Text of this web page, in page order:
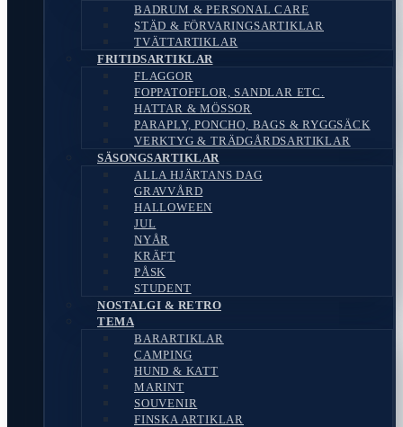
BADRUM & PERSONAL CARE
STÄD & FÖRVARINGSARTIKLAR
TVÄTTARTIKLAR
FRITIDSARTIKLAR
FLAGGOR
FOPPATOFFLOR, SANDLAR ETC.
HATTAR & MÖSSOR
PARAPLY, PONCHO, BAGS & RYGGSÄCK
VERKTYG & TRÄDGÅRDSARTIKLAR
SÄSONGSARTIKLAR
ALLA HJÄRTANS DAG
GRAVVÅRD
HALLOWEEN
JUL
NYÅR
KRÄFT
PÅSK
STUDENT
NOSTALGI & RETRO
TEMA
BARARTIKLAR
CAMPING
HUND & KATT
MARINT
SOUVENIR
FINSKA ARTIKLAR